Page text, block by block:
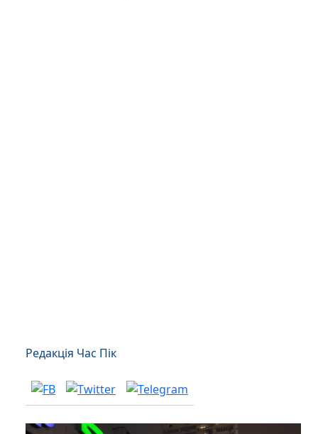
Редакція Час Пік